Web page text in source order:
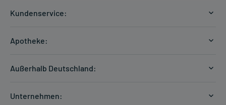
Kundenservice:
Hilfe
Apotheke:
Außerhalb Deutschland:
Unternehmen: